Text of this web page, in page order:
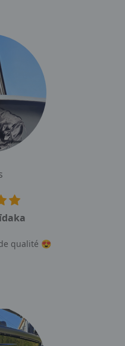
qualité 😍